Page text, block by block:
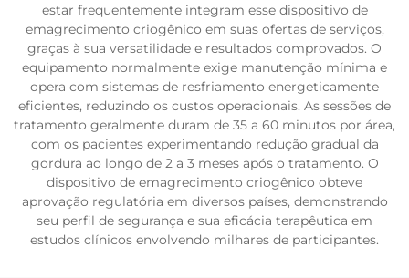
estar frequentemente integram esse dispositivo de
emagrecimento criogênico em suas ofertas de serviços,
graças à sua versatilidade e resultados comprovados. O
equipamento normalmente exige manutenção mínima e
opera com sistemas de resfriamento energeticamente
eficientes, reduzindo os custos operacionais. As sessões de
tratamento geralmente duram de 35 a 60 minutos por área,
com os pacientes experimentando redução gradual da
gordura ao longo de 2 a 3 meses após o tratamento. O
dispositivo de emagrecimento criogênico obteve
aprovação regulatória em diversos países, demonstrando
seu perfil de segurança e sua eficácia terapêutica em
estudos clínicos envolvendo milhares de participantes.